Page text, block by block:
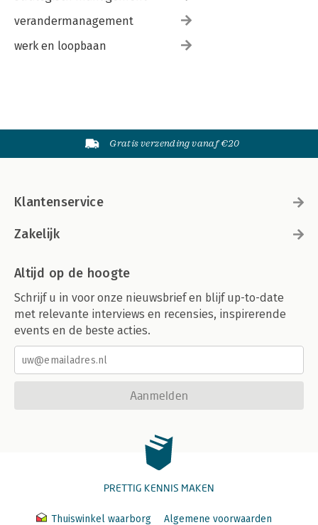
verandermanagement
werk en loopbaan
Gratis verzending vanaf €20
Klantenservice
Zakelijk
Altijd op de hoogte
Schrijf u in voor onze nieuwsbrief en blijf up-to-date
met relevante interviews en recensies, inspirerende
events en de beste acties.
Aanmelden
PRETTIG KENNIS MAKEN
Thuiswinkel waarborg Algemene voorwaarden